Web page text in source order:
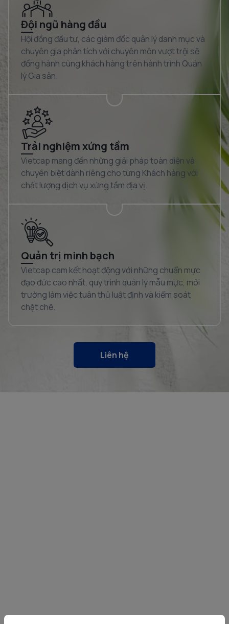
Đội ngũ hàng đầu
Hội đồng đầu tư, các giám đốc quản lý danh mục và
chuyên gia phân tích với chuyên môn vượt trội sẽ
đồng hành cùng khách hàng trên hành trình Quản
lý Gia sản.
Trải nghiệm xứng tầm
Vietcap mang đến những giải pháp toàn diện và
chuyên biệt dành riêng cho từng Khách hàng với
chất lượng dịch vụ xứng tầm địa vị.
Quản trị minh bạch
Vietcap cam kết hoạt động với những chuẩn mực
đạo đức cao nhất, quy trình quản lý mẫu mực, môi
trường làm việc tuân thủ luật định và kiểm soát
chặt chẽ.
Liên hệ